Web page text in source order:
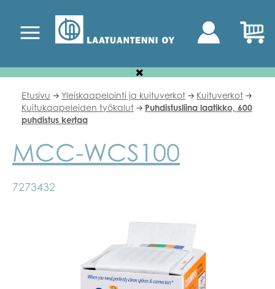
Etusivu 🡢 Yleiskaapelointi ja kuituverkot 🡢 Kuituverkot 🡢
Kuitukaapeleiden työkalut 🡢 Puhdistusliina laatikko, 600
puhdistus kertaa
MCC-WCS100
7273432